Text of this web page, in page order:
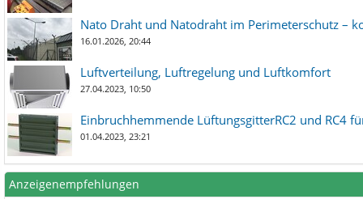
Nato Draht und Natodraht im Perimeterschutz –
16.01.2026, 20:44
Luftverteilung, Luftregelung und Luftkomfort
27.04.2023, 10:50
Einbruchhemmende LüftungsgitterRC2 und RC4
01.04.2023, 23:21
Anzeigenempfehlungen